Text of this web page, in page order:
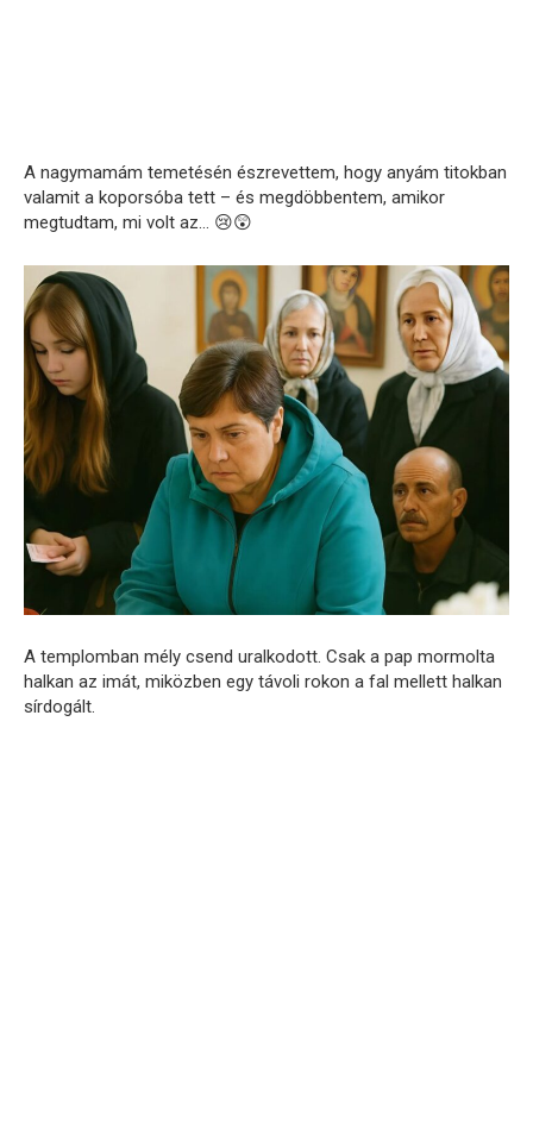
A nagymamám temetésén észrevettem, hogy anyám titokban
valamit a koporsóba tett – és megdöbbentem, amikor
megtudtam, mi volt az… 😢😲
A templomban mély csend uralkodott. Csak a pap mormolta
halkan az imát, miközben egy távoli rokon a fal mellett halkan
sírdogált.